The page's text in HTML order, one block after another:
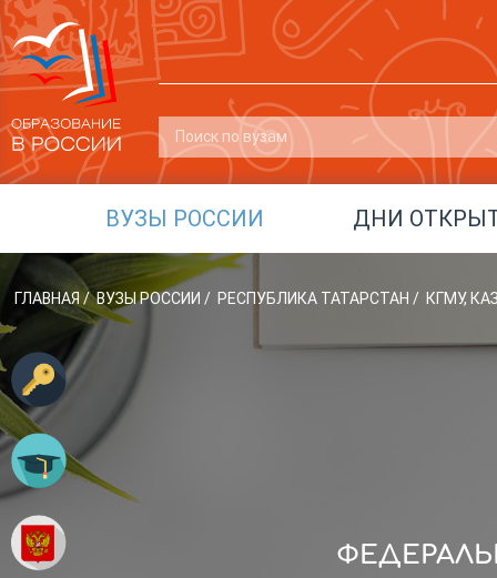
ВУЗЫ РОССИИ ДНИ
ГЛАВНАЯ / ВУЗЫ РОССИИ / РЕСПУБЛИКА ТАТАРСТАН / КГМУ,